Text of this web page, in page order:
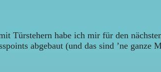
Türstehern habe ich mir für den
abgebaut (und das sind ’ne ganze